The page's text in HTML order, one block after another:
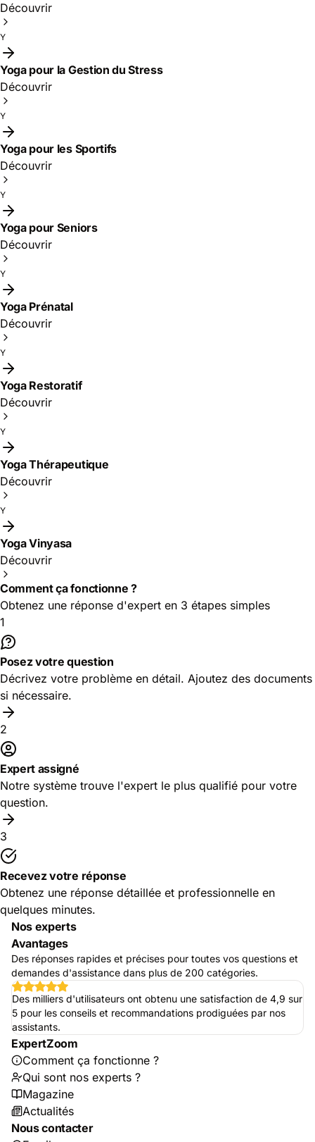
Découvrir
Y
Yoga pour la Gestion du Stress
Découvrir
Y
Yoga pour les Sportifs
Découvrir
Y
Yoga pour Seniors
Découvrir
Y
Yoga Prénatal
Découvrir
Y
Yoga Restoratif
Découvrir
Y
Yoga Thérapeutique
Découvrir
Y
Yoga Vinyasa
Découvrir
Comment ça fonctionne ?
Obtenez une réponse d'expert en 3 étapes simples
1
Posez votre question
Décrivez votre problème en détail. Ajoutez des documents
si nécessaire.
2
Expert assigné
Notre système trouve l'expert le plus qualifié pour votre
question.
3
Recevez votre réponse
Obtenez une réponse détaillée et professionnelle en
quelques minutes.
Nos experts
Avantages
Des réponses rapides et précises pour toutes vos questions et
demandes d'assistance dans plus de 200 catégories.
Des milliers d'utilisateurs ont obtenu une satisfaction de 4,9 sur
5 pour les conseils et recommandations prodiguées par nos
assistants.
ExpertZoom
Comment ça fonctionne ?
Qui sont nos experts ?
Magazine
Actualités
Nous contacter